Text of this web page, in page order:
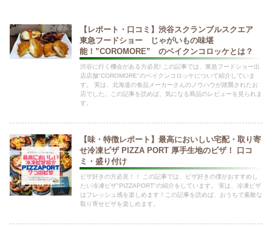
【レポート・口コミ】渋谷スクランブルスクエア
東急フードショー じゃがいもの味堪
能！”COROMORE” のベイクンコロッケとは？
渋谷に行く機会がある方必見! この記事では、東急フードショー出
店店舗"COROMORE"のベイクンコロッケについて紹介していま
す。 実は、北海道の食品メーカーさんのノウハウが踏襲されたお
店でした。この記事を読めば、気になる商品のレビューを見られま
す。
【味・特徴レポート】最高においしい宅配・取り寄
せ冷凍ピザ PIZZA PORT 厚手生地のピザ！ 口コ
ミ・盛り付け
ピザ好きの方必見！！ この記事では、ピザ好きの僕がおすすめし
たい冷凍ピザ"PIZZAPORT"の紹介をしています。 実は、冷凍ピザ
はフレッシュ感を楽しめます！この記事を読めば、おうちで素敵な
取り寄せピザを楽しめます。